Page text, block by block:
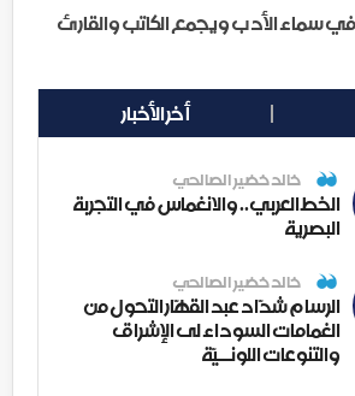
سماء الأدب ويجمع الكاتب والقارئ
أخر الأخبار
خالد خضير الصالحي
الخط العربي.. والانغماس في التجربة
البصرية
خالد خضير الصالحي
الرسام شدّاد عبد القهّار التحول من
الغمامات السوداء لى الإشراق
والتنوعات اللونــيّة